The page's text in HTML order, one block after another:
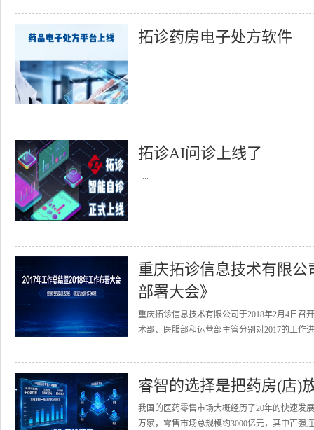
拓诊药房电子处方软件
...
拓诊AI问诊上线了
...
重庆拓诊信息技术有限公
部署大会》
重庆拓诊信息技术有限公司于2018年2月4日召
术部、医服部和运营部主管分别对2017的工作
睿智的选择是把药房(店)
我国的医药零售市场大概经历了20年的快速发
万家，零售市场总规模约3000亿元，其中百强